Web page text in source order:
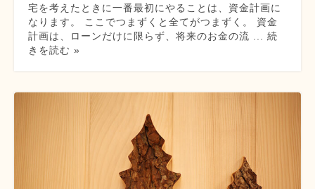
宅を考えたときに一番最初にやることは、資金計画に
なります。 ここでつまずくと全てがつまずく。 資金
計画は、ローンだけに限らず、将来のお金の流 ... 続
きを読む »